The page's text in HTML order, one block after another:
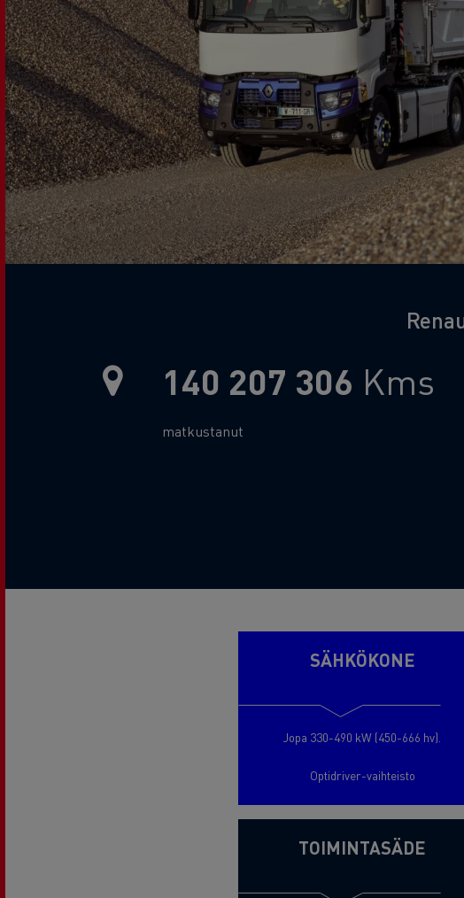
140 207 306 Kms
Metric Sub Text
matkustanut
SÄHKÖKONE
Jopa 330-490 kW (450-666 hv).
Optidriver-vaihteisto
TOIMINTASÄDE